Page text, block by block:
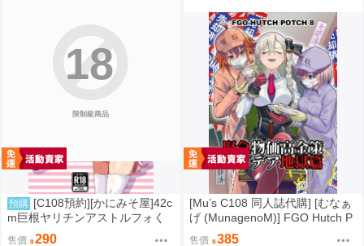
限制級商品
18
預購 [C108預約][かにみそ屋]42c
m巨根ヤリチンアストルフォく
ん男の娘コスプレイヤーがコス
售價 290
[Mu’s C108 同人誌代購] [むなぁ
げ (MunagenoM)] FGO Hutch P
otch8 緊急物価高金策 カルデ
售價 385